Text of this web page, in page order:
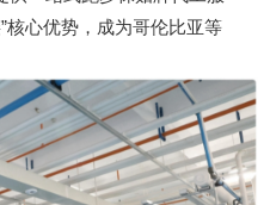
核心优势，成为哥伦比亚等